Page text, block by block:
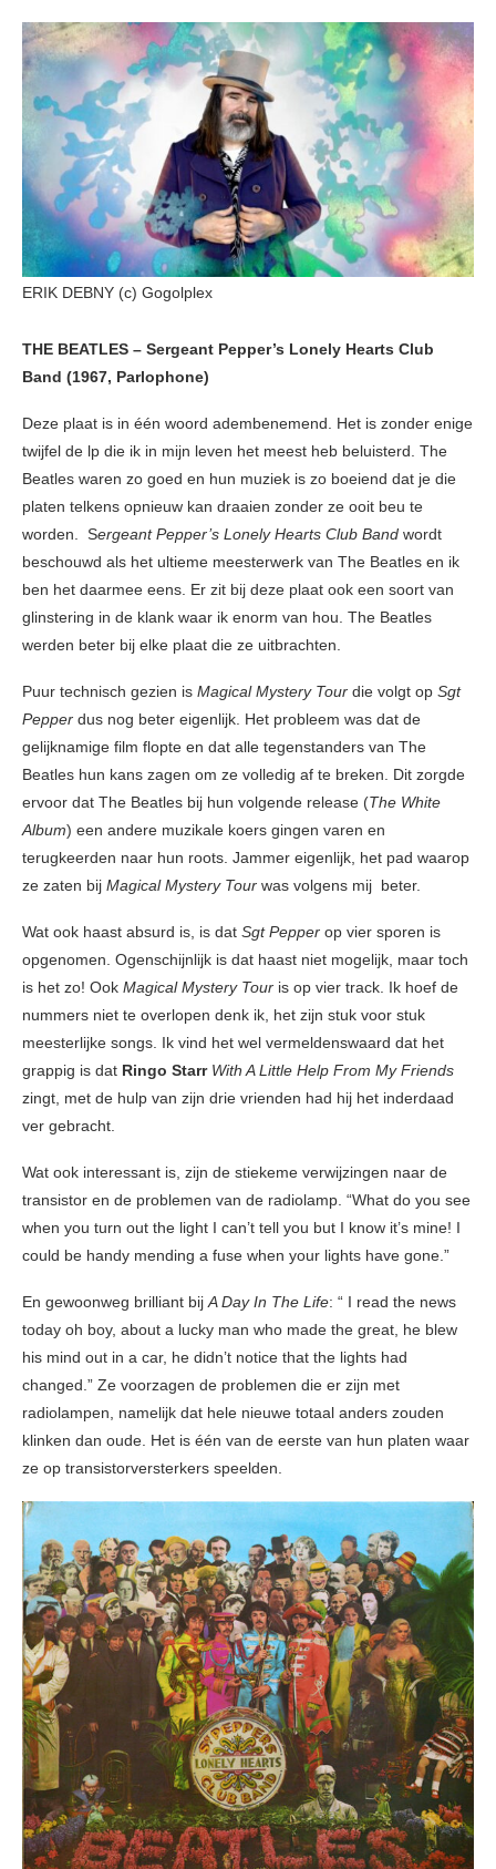
ERIK DEBNY (c) Gogolplex
THE BEATLES – Sergeant Pepper’s Lonely Hearts Club
Band (1967, Parlophone)
Deze plaat is in één woord adembenemend. Het is zonder enige
twijfel de lp die ik in mijn leven het meest heb beluisterd. The
Beatles waren zo goed en hun muziek is zo boeiend dat je die
platen telkens opnieuw kan draaien zonder ze ooit beu te
worden.
Sergeant Pepper’s Lonely Hearts Club Band wordt
beschouwd als het ultieme meesterwerk van The Beatles en ik
ben het daarmee eens. Er zit bij deze plaat ook een soort van
glinstering in de klank waar ik enorm van hou. The Beatles
werden beter bij elke plaat die ze uitbrachten.
Puur technisch gezien is Magical Mystery Tour die volgt op Sgt
Pepper dus nog beter eigenlijk. Het probleem was dat de
gelijknamige film flopte en dat alle tegenstanders van The
Beatles hun kans zagen om ze volledig af te breken. Dit zorgde
ervoor dat The Beatles bij hun volgende release (The White
Album) een andere muzikale koers gingen varen en
terugkeerden naar hun roots. Jammer eigenlijk, het pad waarop
ze zaten bij Magical Mystery Tour was volgens mij beter.
Wat ook haast absurd is, is dat Sgt Pepper op vier sporen is
opgenomen. Ogenschijnlijk is dat haast niet mogelijk, maar toch
is het zo! Ook Magical Mystery Tour is op vier track. Ik hoef de
nummers niet te overlopen denk ik, het zijn stuk voor stuk
meesterlijke songs. Ik vind het wel vermeldenswaard dat het
grappig is dat Ringo Starr With A Little Help From My Friends
zingt, met de hulp van zijn drie vrienden had hij het inderdaad
ver gebracht.
Wat ook interessant is, zijn de stiekeme verwijzingen naar de
transistor en de problemen van de radiolamp. “What do you see
when you turn out the light I can’t tell you but I know it’s mine! I
could be handy mending a fuse when your lights have gone.”
En gewoonweg brilliant bij A Day In The Life: “ I read the news
today oh boy, about a lucky man who made the great, he blew
his mind out in a car, he didn’t notice that the lights had
changed.” Ze voorzagen de problemen die er zijn met
radiolampen, namelijk dat hele nieuwe totaal anders zouden
klinken dan oude. Het is één van de eerste van hun platen waar
ze op transistorversterkers speelden.